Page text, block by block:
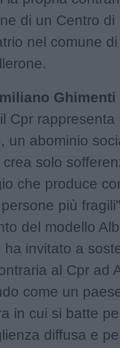
di un Centro
nel comune
Ghimenti
Cpr rappresenta
un abominio
solo
che produce
più
del modello
ha invitato a
al Cpr ad
come un
in cui si batte
diffusa e